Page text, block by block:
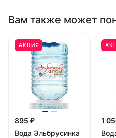
Вам также может
АКЦИЯ
895 ₽
Вода Эльбрусинка
1